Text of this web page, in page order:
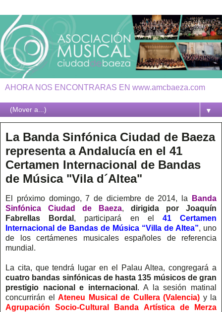
AHORA NOS ENCONTRARAS EN www.amcbaeza.com
▼
La Banda Sinfónica Ciudad de Baeza
representa a Andalucía en el 41
Certamen Internacional de Bandas
de Música "Vila d´Altea"
El próximo domingo, 7 de diciembre de 2014, la
Banda
Sinfónica Ciudad de Baeza, dirigida por Joaquín
Fabrellas Bordal , participará en el 41 Certamen
Internacional de Bandas de Música “Villa de Altea”, uno
de los certámenes musicales españoles de referencia
mundial.
La cita, que tendrá lugar en el Palau Altea, congregará a
cuatro bandas sinfónicas de hasta 135 músicos de gran
prestigio nacional e internacional . A la sesión matinal
concurrirán el Ateneu Musical de Cullera (Valencia) y la
Agrupación Socio-Cultural Banda Artística de Merza